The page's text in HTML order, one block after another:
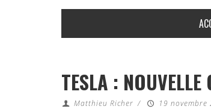
TESLA :
Matthieu Richer / 19